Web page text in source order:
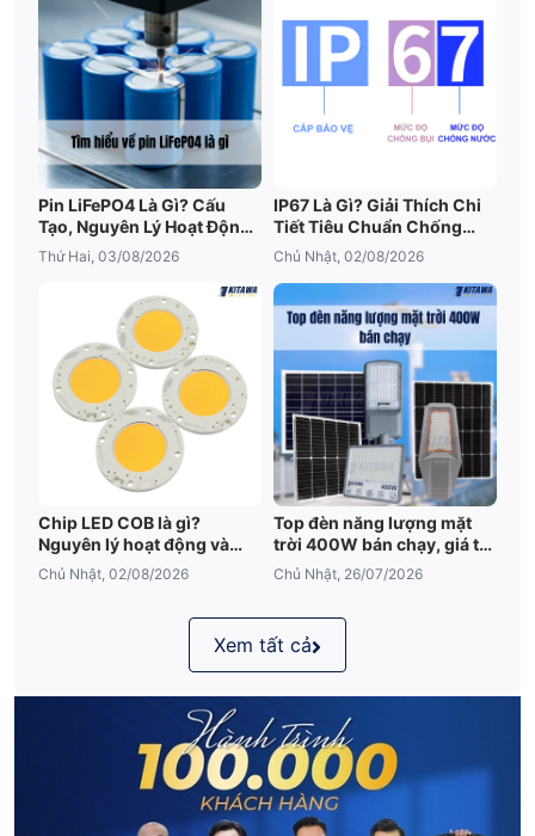
Pin LiFePO4 Là Gì? Cấu
Tạo, Nguyên Lý Hoạt Động
Và Ưu Điểm Nổi Bật
Thứ Hai, 03/08/2026
IP67 Là Gì? Giải Thích Chi
Tiết Tiêu Chuẩn Chống
Nước IP67
Chủ Nhật, 02/08/2026
Chip LED COB là gì?
Nguyên lý hoạt động và
những điều cần biết
Chủ Nhật, 02/08/2026
Top đèn năng lượng mặt
trời 400W bán chạy, giá tốt
2026
Chủ Nhật, 26/07/2026
Xem tất cả